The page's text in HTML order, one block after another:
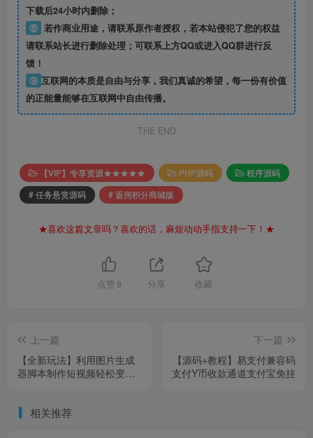
下载后24小时内删除；
⑧ 若作商业用途，请联系原作者授权，若本站侵犯了您的权益
请联系站长进行删除处理；可联系上方QQ或进入QQ群进行反
馈！
⑨ 互联网的本质是自由与分享，我们真诚的希望，每一份有价值
的正能量能够在互联网中自由传播。
THE END
【VIP】专享资源★★★★★ PHP源码
程序源码
# 任务悬赏源码
# 返佣积分商城版
★喜欢这篇文章吗？喜欢的话，麻烦动动手指支持一下！★
点赞 8 分享 收藏
上一篇
【全新玩法】利用图片生成
器脚本制作短视频轻松变现
下一篇
【源码+教程】易支付兼容码
支付Y币收款通道支付宝免挂
相关推荐